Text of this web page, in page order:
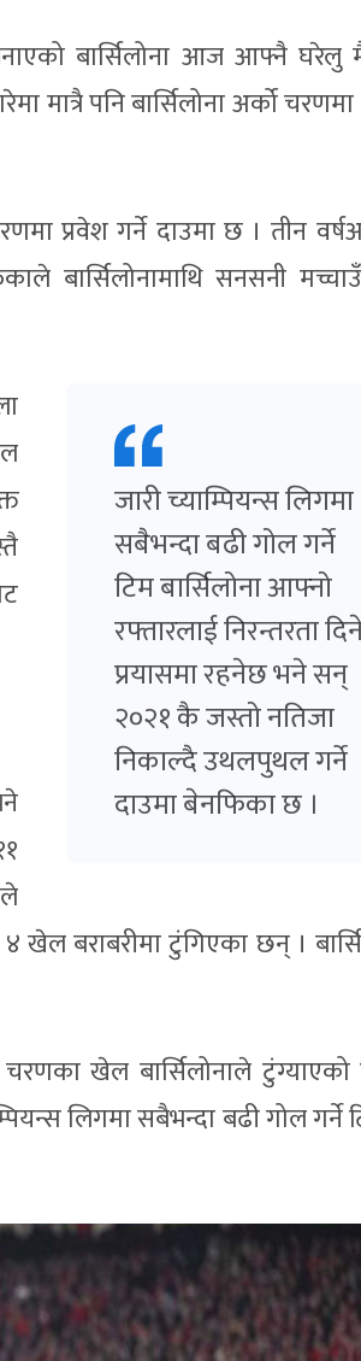
बार्सिलोना आज आफ्नै घरेलु
पनि बार्सिलोना अर्को चरणमा
प्रवेश गर्ने दाउमा छ । तीन
बार्सिलोनामाथि सनसनी
जारी च्याम्पियन्स लिगमा
सबैभन्दा बढी गोल गर्ने
टिम बार्सिलोना आफ्नो
रफ्तारलाई निरन्तरता
प्रयासमा रहनेछ भने सन्
२०२१ कै जस्तो नतिजा
निकाल्दै उथलपुथल गर्ने
दाउमा बेनफिका छ ।
बराबरीमा टुंगिएका छन् ।
खेल बार्सिलोनाले टुंग्याएको
लिगमा सबैभन्दा बढी गोल गर्ने